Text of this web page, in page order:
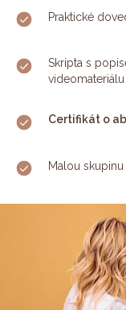
Praktické
Skripta s
videomateriálu
Certifikát o
Malou